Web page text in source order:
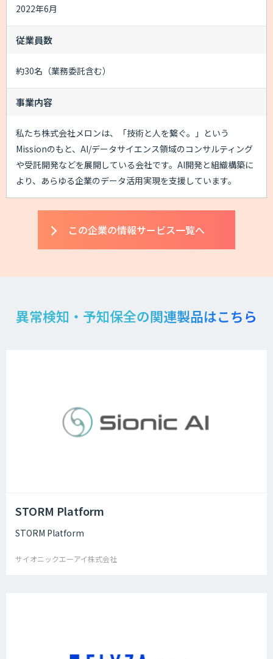
2022年6月
従業員数
約30名（業務委託含む）
事業内容
私たち株式会社メロンは、「技術と人を繋ぐ。」という
Missionのもと、AI/データサイエンス領域のコンサルティング
や受託開発などを展開している会社です。AI開発と組織構築に
より、あらゆる企業のデータ活用実現を支援しています。
この企業の情報サービス一覧へ
異常検知・予知保全の関連製品はこちら
STORM Platform
STORM Platform
サイオニックエーアイ株式会社